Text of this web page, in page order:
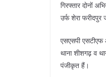
गिरफ्तार दोनों
उर्फ शेरा फरीदपुर
एसएसपी एसटीएफ
थाना शीशगढ़ व
पंजीकृत हैं।